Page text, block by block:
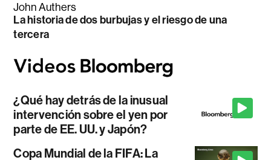
John Authers
La historia de dos burbujas y el riesgo de una
tercera
¿Qué hay detrás de la inusual
intervención sobre el yen por
parte de EE. UU. y Japón?
Copa Mundial de la FIFA: La